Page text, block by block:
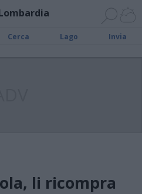
Cerca Lago Invia
li ricompra